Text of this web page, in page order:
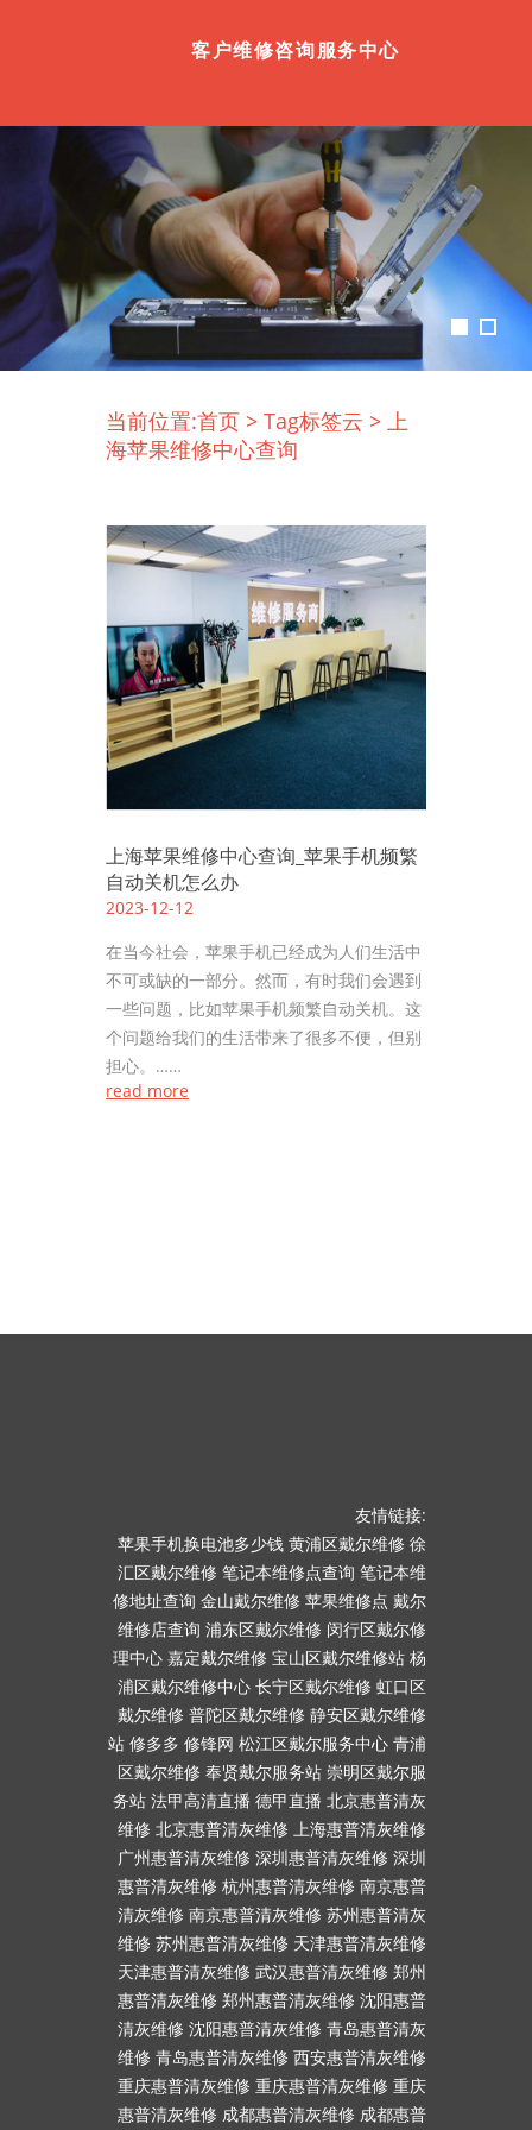
客户维修咨询服务中心
当前位置:首页 > Tag标签云 > 上
海苹果维修中心查询
上海苹果维修中心查询_苹果手机频繁
自动关机怎么办
2023-12-12
在当今社会，苹果手机已经成为人们生活中
不可或缺的一部分。然而，有时我们会遇到
一些问题，比如苹果手机频繁自动关机。这
个问题给我们的生活带来了很多不便，但别
担心。……
read more
友情链接:
苹果手机换电池多少钱 黄浦区戴尔维修 徐
汇区戴尔维修 笔记本维修点查询 笔记本维
修地址查询 金山戴尔维修 苹果维修点 戴尔
维修店查询 浦东区戴尔维修 闵行区戴尔修
理中心 嘉定戴尔维修 宝山区戴尔维修站 杨
浦区戴尔维修中心 长宁区戴尔维修 虹口区
戴尔维修 普陀区戴尔维修 静安区戴尔维修
站 修多多 修锋网 松江区戴尔服务中心 青浦
区戴尔维修 奉贤戴尔服务站 崇明区戴尔服
务站 法甲高清直播 德甲直播 北京惠普清灰
维修 北京惠普清灰维修 上海惠普清灰维修
广州惠普清灰维修 深圳惠普清灰维修 深圳
惠普清灰维修 杭州惠普清灰维修 南京惠普
清灰维修 南京惠普清灰维修 苏州惠普清灰
维修 苏州惠普清灰维修 天津惠普清灰维修
天津惠普清灰维修 武汉惠普清灰维修 郑州
惠普清灰维修 郑州惠普清灰维修 沈阳惠普
清灰维修 沈阳惠普清灰维修 青岛惠普清灰
维修 青岛惠普清灰维修 西安惠普清灰维修
重庆惠普清灰维修 重庆惠普清灰维修 重庆
惠普清灰维修 成都惠普清灰维修 成都惠普